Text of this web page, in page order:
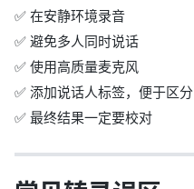
✅ 在安静环境录音
✅ 避免多人同时说话
✅ 使用高质量麦克风
✅ 添加说话人标签，便于区分
✅ 最终结果一定要校对